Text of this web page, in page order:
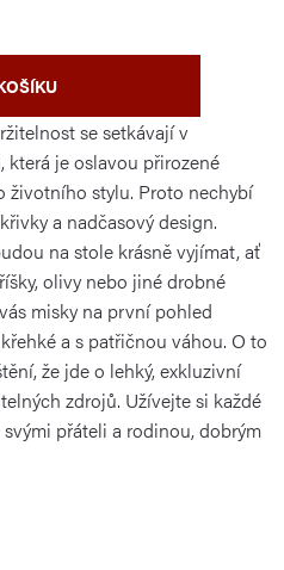
se setkávají v
, která je oslavou přirozené
životního stylu. Proto nechybí
a nadčasový design.
na stole krásně vyjímat, ať
olivy nebo jiné drobné
misky na první pohled
a s patřičnou váhou. O to
že jde o lehký, exkluzivní
zdrojů. Užívejte si každé
přáteli a rodinou, dobrým